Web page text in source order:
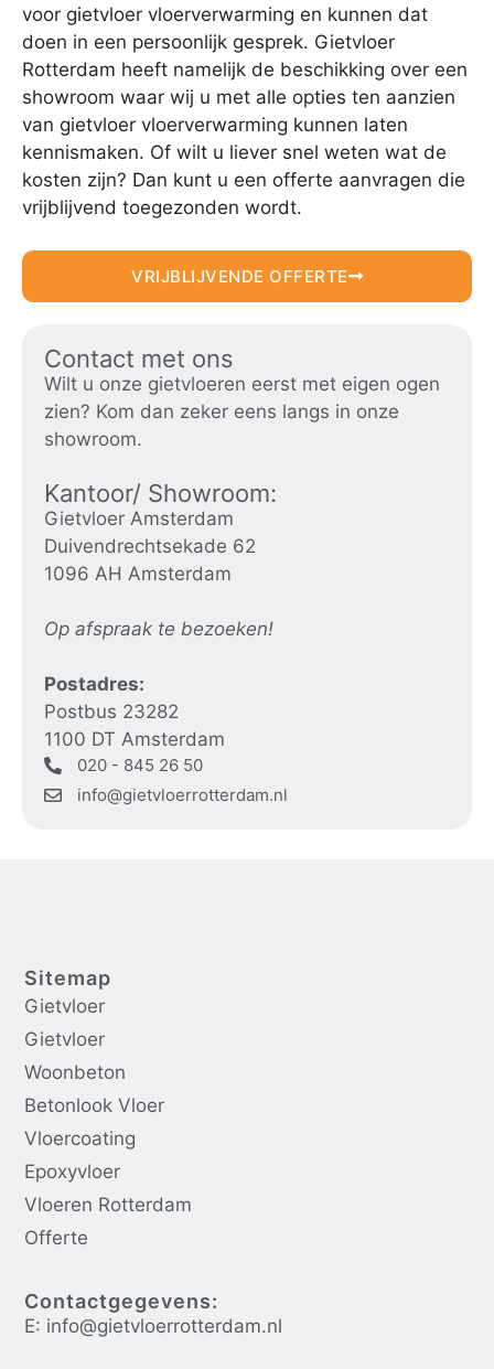
voor gietvloer vloerverwarming en kunnen dat
doen in een persoonlijk gesprek. Gietvloer
Rotterdam heeft namelijk de beschikking over een
showroom waar wij u met alle opties ten aanzien
van gietvloer vloerverwarming kunnen laten
kennismaken. Of wilt u liever snel weten wat de
kosten zijn? Dan kunt u een offerte aanvragen die
vrijblijvend toegezonden wordt.
VRIJBLIJVENDE OFFERTE
Contact met ons
Wilt u onze gietvloeren eerst met eigen ogen
zien? Kom dan zeker eens langs in onze
showroom.
Kantoor/ Showroom:
Gietvloer Amsterdam
Duivendrechtsekade 62
1096 AH Amsterdam
Op afspraak te bezoeken!
Postadres:
Postbus 23282
1100 DT Amsterdam
020 - 845 26 50
info@gietvloerrotterdam.nl
Sitemap
Gietvloer
Gietvloer
Woonbeton
Betonlook Vloer
Vloercoating
Epoxyvloer
Vloeren Rotterdam
Offerte
Contactgegevens:
E: info@gietvloerrotterdam.nl